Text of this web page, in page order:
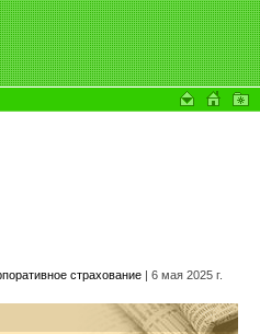
страхование | 6 мая 2025 г.